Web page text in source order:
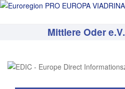
Mittlere Oder e.V.